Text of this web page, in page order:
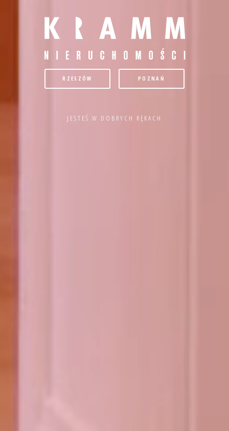
RZESZÓW POZNAŃ
JESTEŚ W DOBRYCH RĘKACH